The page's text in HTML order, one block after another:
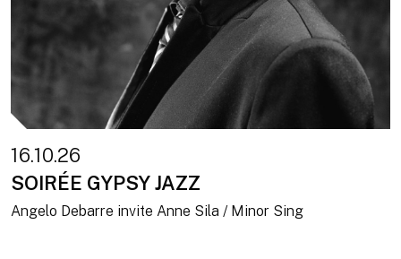
16.10.26
SOIRÉE GYPSY JAZZ
Angelo Debarre invite Anne Sila / Minor Sing